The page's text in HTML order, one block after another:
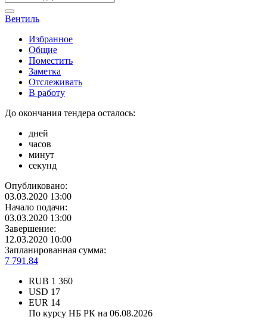
Вентиль
Избранное
Общие
Поместить
Заметка
Отслеживать
В работу
До окончания тендера осталось:
дней
часов
минут
секунд
Опубликовано:
03.03.2020 13:00
Начало подачи:
03.03.2020 13:00
Завершение:
12.03.2020 10:00
Запланированная сумма:
7 791.84
RUB 1 360
USD 17
EUR 14
По курсу НБ РК на 06.08.2026